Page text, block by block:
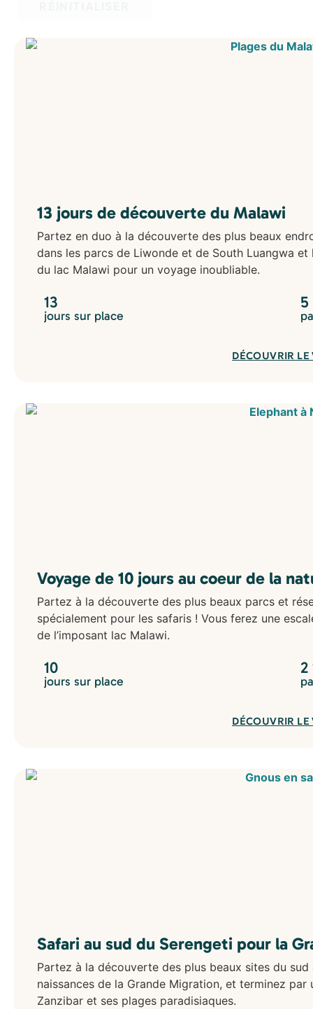
13 jours de découverte du Malawi
Partez en duo à la découverte des plus beaux
dans les parcs de Liwonde et de South Luangwa
du lac Malawi pour un voyage inoubliable.
13
jours sur place
DÉCOUVRIR LE
Voyage de 10 jours au coeur de la
Partez à la découverte des plus beaux parcs et
spécialement pour les safaris ! Vous ferez une
de l’imposant lac Malawi.
10
jours sur place
2
DÉCOUVRIR LE
Safari au sud du Serengeti pour la
Partez à la découverte des plus beaux sites du
naissances de la Grande Migration, et terminez par
Zanzibar et ses plages paradisiaques.